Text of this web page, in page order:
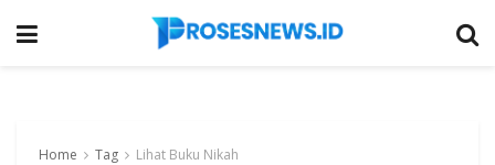
Home Tag Lihat Buku Nikah